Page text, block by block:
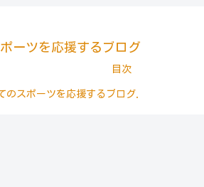
ーツを応援するブログ
目次
のスポーツを応援するブログ.